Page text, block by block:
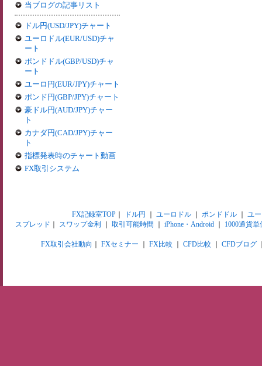
当ブログの記事リスト
ドル円(USD/JPY)チャート
ユーロドル(EUR/USD)チャ
ート
ポンドドル(GBP/USD)チャ
ート
ユーロ円(EUR/JPY)チャート
ポンド円(GBP/JPY)チャート
豪ドル円(AUD/JPY)チャー
ト
カナダ円(CAD/JPY)チャー
ト
指標発表時のチャート動画
FX取引システム
FX記録室TOP｜ ドル円 ユーロドル｜ ポンドドル｜ ユ
スプレッド
スワップ金利 取引可能時間 iPhone・Android 1000通貨単
FX取引会社動向 FXセミナー FX比較 CFD比較 CFDブログ